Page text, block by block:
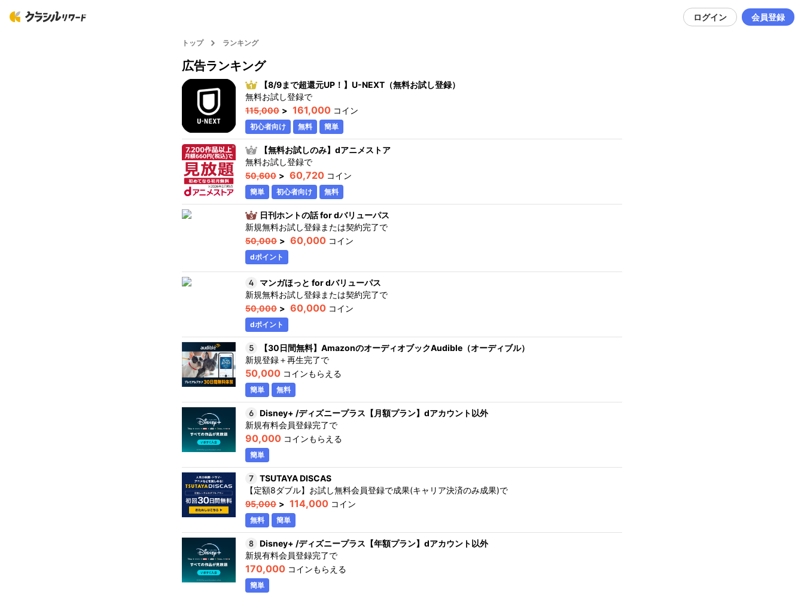
ログイン 会員登録
トップ ランキング
広告ランキング
【8/9まで超還元UP！】U-NEXT（無料お試し登録）
無料お試し登録で
115,000 > 161,000 コイン
初心者向け 無料 簡単
【無料お試しのみ】dアニメストア
無料お試し登録で
50,600 > 60,720 コイン
簡単 初心者向け 無料
日刊ホントの話 for dバリューパス
新規無料お試し登録または契約完了で
50,000 > 60,000 コイン
dポイント
マンガほっと for dバリューパス
新規無料お試し登録または契約完了で
50,000 > 60,000 コイン
dポイント
【30日間無料】AmazonのオーディオブックAudible（オーディブル）
新規登録＋再生完了で
50,000 コインもらえる
簡単 無料
Disney+ /ディズニープラス【月額プラン】dアカウント以外
新規有料会員登録完了で
90,000 コインもらえる
簡単
TSUTAYA DISCAS
【定額8ダブル】お試し無料会員登録で成果(キャリア決済のみ成果)で
95,000 > 114,000 コイン
無料 簡単
Disney+ /ディズニープラス【年額プラン】dアカウント以外
新規有料会員登録完了で
170,000 コインもらえる
簡単